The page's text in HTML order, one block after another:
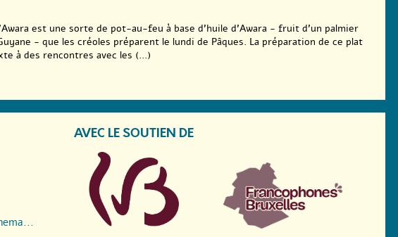
est une sorte de pot-au-feu à base d’huile d’Awara - fruit d’un palmier
- que les créoles préparent le lundi de Pâques. La préparation de ce plat
à des rencontres avec les (...)
AVEC LE SOUTIEN DE